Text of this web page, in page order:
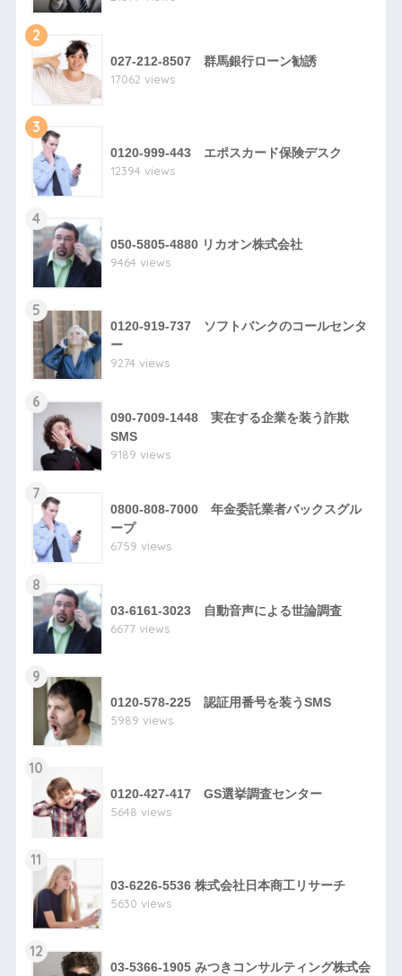
2
027-212-8507 群馬銀行ローン勧誘
17062 views
3
0120-999-443 エポスカード保険デスク
12394 views
4
050-5805-4880 リカオン株式会社
9464 views
5
0120-919-737 ソフトバンクのコールセンタ
ー
9274 views
6
090-7009-1448 実在する企業を装う詐欺
SMS
9189 views
7
0800-808-7000 年金委託業者バックスグル
ープ
6759 views
8
03-6161-3023 自動音声による世論調査
6677 views
9
0120-578-225 認証用番号を装うSMS
5989 views
10
0120-427-417 GS選挙調査センター
5648 views
11
03-6226-5536 株式会社日本商工リサーチ
5630 views
12
03-5366-1905 みつきコンサルティング株式会